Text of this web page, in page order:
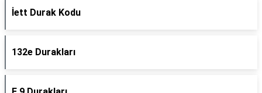
İett Durak Kodu
132e Durakları